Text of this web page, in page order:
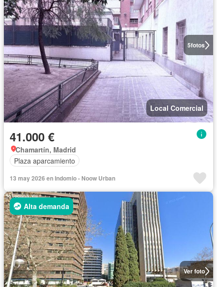
5fotos
Local Comercial
41.000 €
Chamartín, Madrid
Plaza aparcamiento
13 may 2026 en Indomio - Noow Urban
Ver foto
Alta demanda